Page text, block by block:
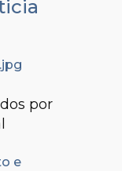
por
e